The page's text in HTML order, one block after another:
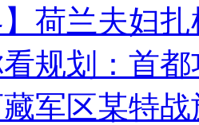
】荷兰夫妇
规划：首
军区某特